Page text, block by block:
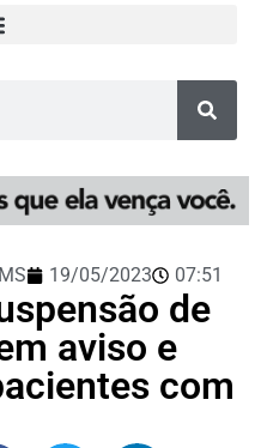
19/05/2023 07:51
de
aviso e
com